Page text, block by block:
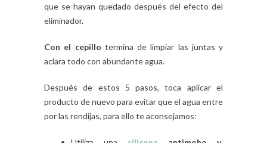
que se hayan quedado después del efecto del
eliminador.
Con el cepillo termina de limpiar las juntas y
aclara todo con abundante agua.
Después de estos 5 pasos, toca aplicar el
producto de nuevo para evitar que el agua entre
por las rendijas, para ello te aconsejamos: